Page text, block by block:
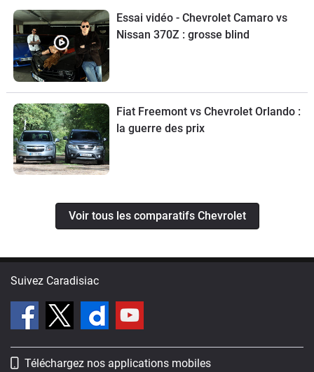
Essai vidéo - Chevrolet Camaro vs
Nissan 370Z : grosse blind
Fiat Freemont vs Chevrolet Orlando :
la guerre des prix
Voir tous les comparatifs Chevrolet
Suivez Caradisiac
Téléchargez nos applications mobiles